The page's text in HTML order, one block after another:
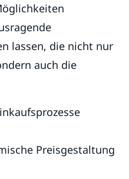
lassen, die nicht nur
auch die
Preisgestaltung